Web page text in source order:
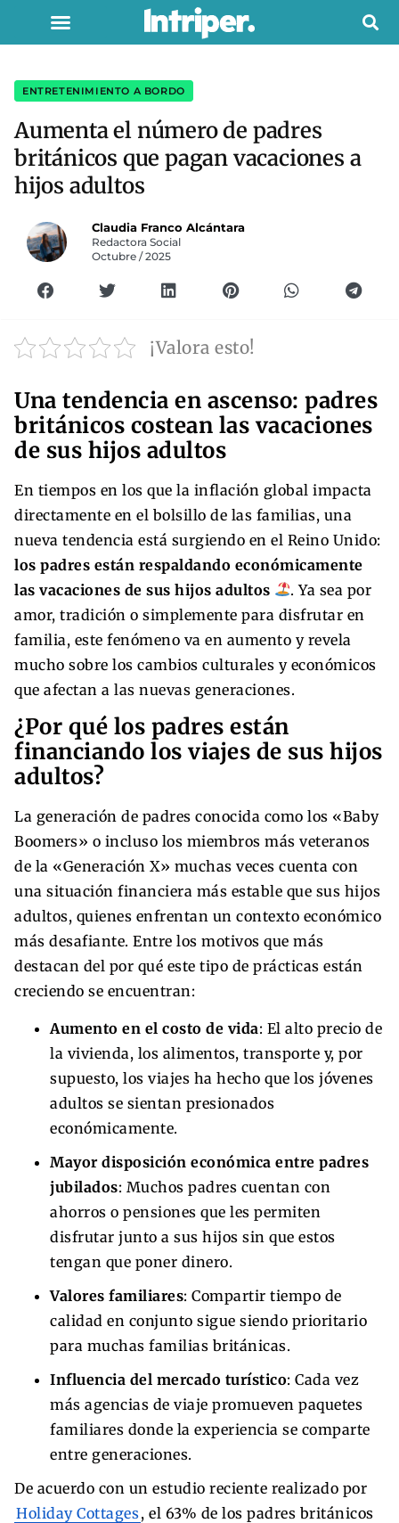
ENTRETENIMIENTO A BORDO
Aumenta el número de padres
británicos que pagan vacaciones a
hijos adultos
Claudia Franco Alcántara
Redactora Social
Octubre / 2025
¡Valora esto!
Una tendencia en ascenso: padres
británicos costean las vacaciones
de sus hijos adultos
En tiempos en los que la inflación global impacta
directamente en el bolsillo de las familias, una
nueva tendencia está surgiendo en el Reino Unido:
los padres están respaldando económicamente
las vacaciones de sus hijos adultos
. Ya sea por
amor, tradición o simplemente para disfrutar en
familia, este fenómeno va en aumento y revela
mucho sobre los cambios culturales y económicos
que afectan a las nuevas generaciones.
¿Por qué los padres están
financiando los viajes de sus hijos
adultos?
La generación de padres conocida como los «Baby
Boomers» o incluso los miembros más veteranos
de la «Generación X» muchas veces cuenta con
una situación financiera más estable que sus hijos
adultos, quienes enfrentan un contexto económico
más desafiante. Entre los motivos que más
destacan del por qué este tipo de prácticas están
creciendo se encuentran:
Aumento en el costo de vida: El alto precio de
la vivienda, los alimentos, transporte y, por
supuesto, los viajes ha hecho que los jóvenes
adultos se sientan presionados
económicamente.
Mayor disposición económica entre padres
jubilados: Muchos padres cuentan con
ahorros o pensiones que les permiten
disfrutar junto a sus hijos sin que estos
tengan que poner dinero.
Valores familiares: Compartir tiempo de
calidad en conjunto sigue siendo prioritario
para muchas familias británicas.
Influencia del mercado turístico: Cada vez
más agencias de viaje promueven paquetes
familiares donde la experiencia se comparte
entre generaciones.
De acuerdo con un estudio reciente realizado por
Holiday Cottages, el 63% de los padres británicos